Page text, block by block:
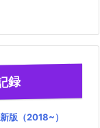
録
版（2018~）